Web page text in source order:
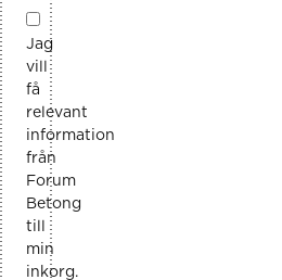
Jag
vill
få
relevant
information
från
Forum
Betong
till
min
inkorg.